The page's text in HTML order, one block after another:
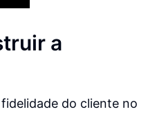
a
do cliente no